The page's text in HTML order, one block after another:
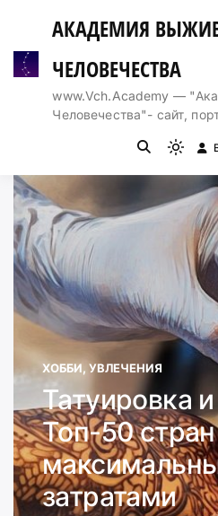
содержимому
АКАДЕМИЯ
ЧЕЛОВЕЧЕСТВА
www.Vch.Academy —
Человечества"- сайт,
Light
mode
(click
to
switch
to
dark)
ХОББИ, УВЛЕЧЕНИЯ
Татуировка
Топ-50
затратами